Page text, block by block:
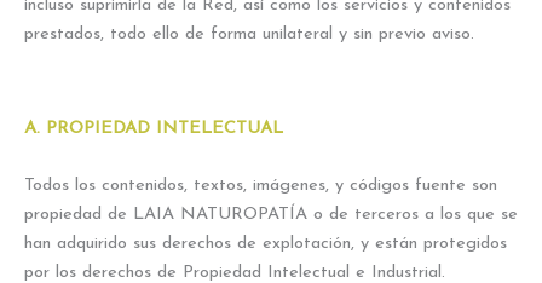
incluso suprimirla de la Red, así como los servicios y contenidos
prestados, todo ello de forma unilateral y sin previo aviso.
A. PROPIEDAD INTELECTUAL
Todos los contenidos, textos, imágenes, y códigos fuente son
propiedad de LAIA NATUROPATÍA o de terceros a los que se
han adquirido sus derechos de explotación, y están protegidos
por los derechos de Propiedad Intelectual e Industrial.